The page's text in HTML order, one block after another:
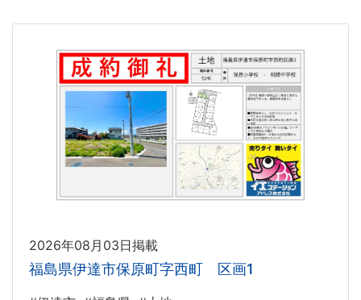
2026年08月03日掲載
福島県伊達市保原町字西町 区画1